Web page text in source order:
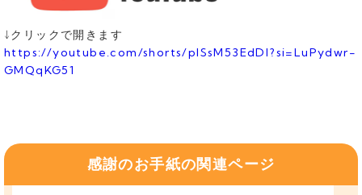
↓クリックで開きます
https://youtube.com/shorts/plSsM53EdDI?si=LuPydwr-
GMQqKG51
感謝のお手紙の関連ページ